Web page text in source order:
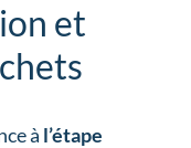
et
à l’étape